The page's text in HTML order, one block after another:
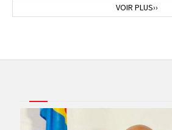
Page
suivante
VOIR PLUS››